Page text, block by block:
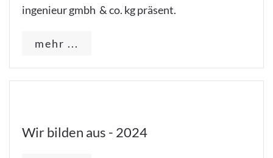
ingenieur gmbh & co. kg präsent.
mehr ...
Wir bilden aus - 2024